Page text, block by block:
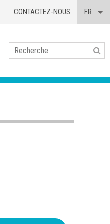
FR
CONTACTEZ-NOUS